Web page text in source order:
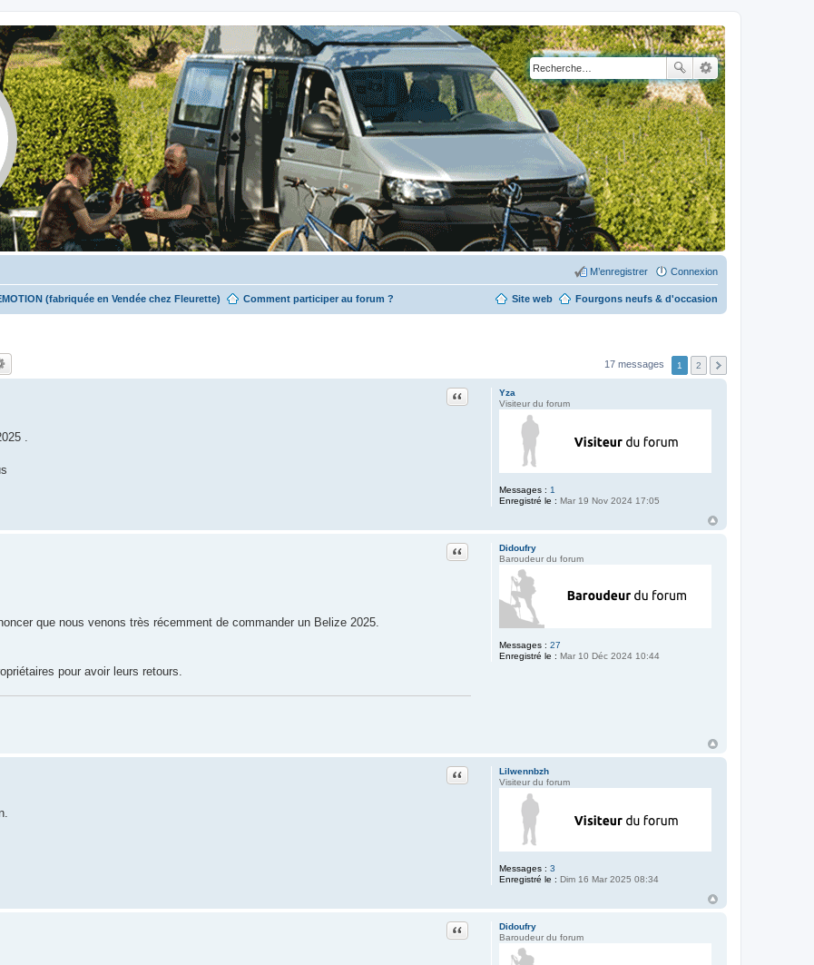
Connexion
M’enregistrer
(fabriquée en Vendée chez Fleurette) Comment participer au forum ? Fourgons neufs & d'occasion
Site web
17 messages 1 2
Yza
Visiteur du forum
Messages : 1
Enregistré le : Mar 19 Nov 2024 17:05
Citation
.
Didoufry
Baroudeur du forum
Messages : 27
Enregistré le : Mar 10 Déc 2024 10:44
Citation
que nous venons très récemment de commander un Belize 2025.
pour avoir leurs retours.
Lilwennbzh
Visiteur du forum
Messages : 3
Enregistré le : Dim 16 Mar 2025 08:34
Citation
Didoufry
Baroudeur du forum
Citation